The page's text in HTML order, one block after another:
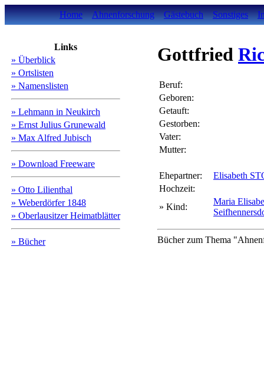
Home Ahnenforschung Gästebuch Sonstiges
Links
» Überblick
» Ortslisten
» Namenslisten
» Lehmann in Neukirch
» Ernst Julius Grunewald
» Max Alfred Jubisch
» Download Freeware
» Otto Lilienthal
» Weberdörfer 1848
» Oberlausitzer Heimatblätter
» Bücher
Gottfried
Beruf:
Geboren:
Getauft:
Gestorben:
Vater:
Mutter:
Ehepartner:
Elisabeth
Hochzeit:
» Kind:
Maria
Bücher zum Thema